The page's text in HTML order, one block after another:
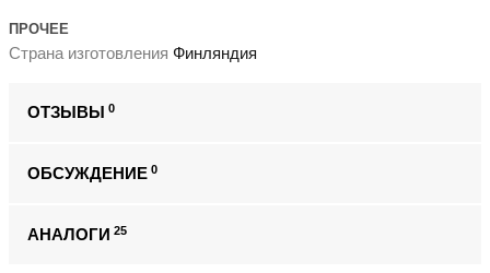
ПРОЧЕЕ
Страна изготовления Финляндия
ОТЗЫВЫ 0
ОБСУЖДЕНИЕ 0
АНАЛОГИ 25